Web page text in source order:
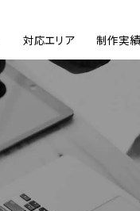
対応エリア 制作実績